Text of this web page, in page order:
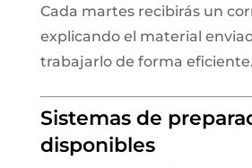
Cada martes recibirás un
explicando el material
trabajarlo de forma eficiente.
Sistemas de
disponibles